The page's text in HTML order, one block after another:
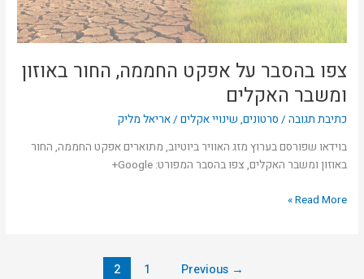
צפו בהסבר על אפקט החממה, החור באוזון
ומשבר האקלים
כתיבת תגובה / סרטונים, שינויי אקלים /אריאל מליק
בוידאו שפורסם בערוץ מזג האוויר ביוטיוב, מתוארים אפקט החממה, החור
באוזון ומשבר האקלים, צפו בהסבר המפורט: Google+
האקלים
Read More »
→
Previous
1
2